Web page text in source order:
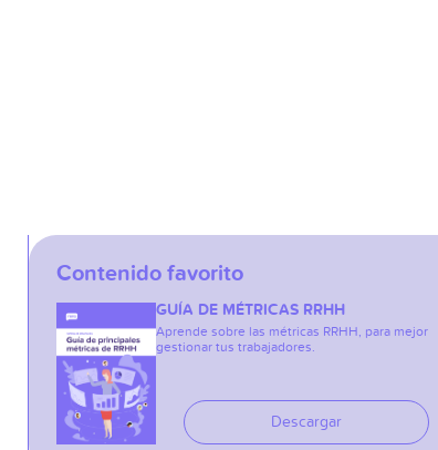
Contenido favorito
GUÍA DE MÉTRICAS RRHH
Aprende sobre las métricas RRHH, para mejor
gestionar tus trabajadores.
Descargar